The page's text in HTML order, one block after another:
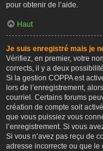
pour obtenir de l’aide.
Haut
Je suis enregistré mais je
Vérifiez, en premier, votre
corrects, il y a deux
Si la gestion COPPA est
lors de l’enregistrement,
courriel. Certains forums
création de compte soit
que vous puissiez vous
l’enregistrement. Si vous
Si vous n’avez pas reçu de
adresse incorrecte ou que le